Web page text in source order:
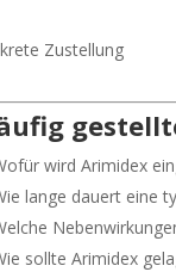
Zustellung
wird Arimidex
lange dauert eine
sollte Arimidex